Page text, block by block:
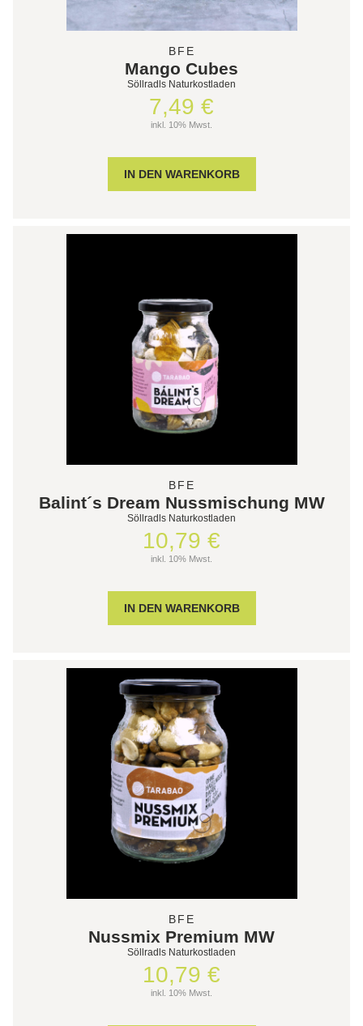
BFE
Mango Cubes
Söllradls Naturkostladen
7,49 €
inkl. 10% Mwst.
BFE
Balint´s Dream Nussmischung MW
Söllradls Naturkostladen
10,79 €
inkl. 10% Mwst.
BFE
Nussmix Premium MW
Söllradls Naturkostladen
10,79 €
inkl. 10% Mwst.